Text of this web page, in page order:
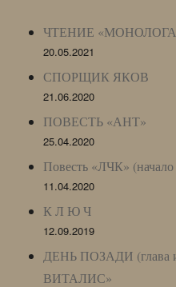
ЧТЕНИЕ
20.05.2021
СПОРЩИК ЯКОВ
21.06.2020
ПОВЕСТЬ «АНТ»
25.04.2020
Повесть «ЛЧК»
11.04.2020
К Л Ю Ч
12.09.2019
ДЕНЬ ПОЗАДИ (глава
ВИТАЛИС»